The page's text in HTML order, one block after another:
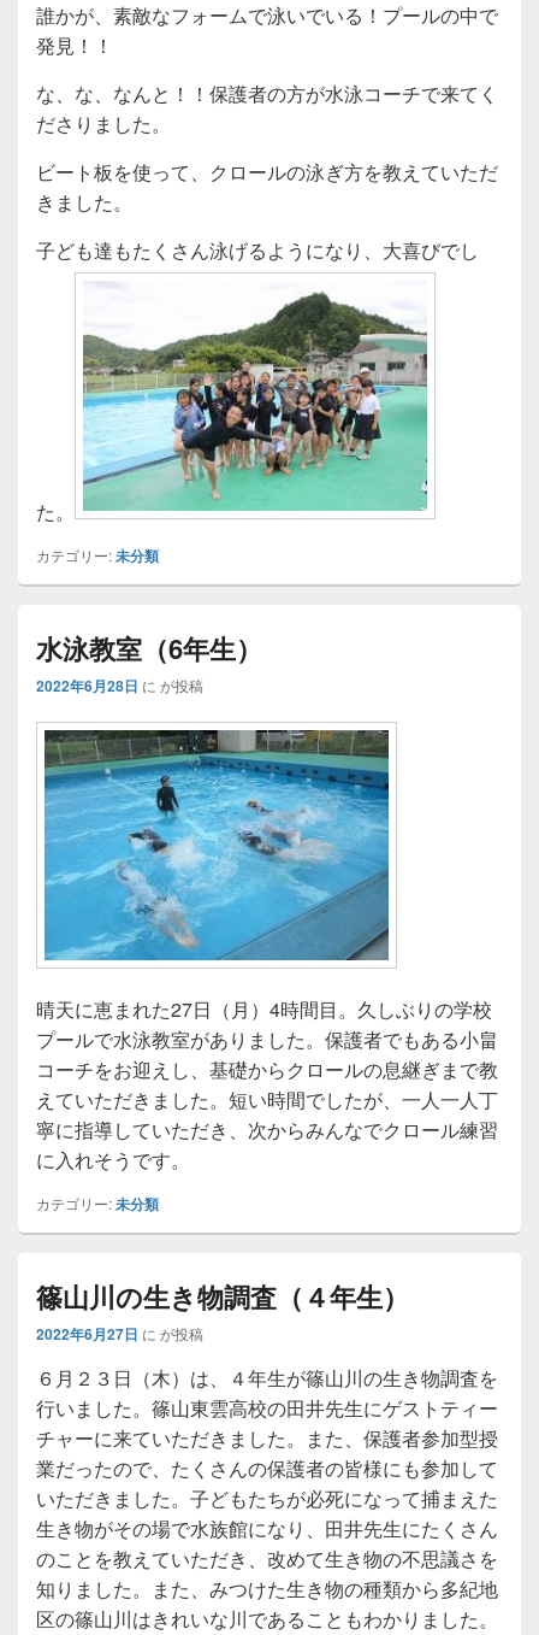
誰かが、素敵なフォームで泳いでいる！プールの中で
発見！！
な、な、なんと！！保護者の方が水泳コーチで来てく
ださりました。
ビート板を使って、クロールの泳ぎ方を教えていただ
きました。
子ども達もたくさん泳げるようになり、大喜びでし
た。
カテゴリー:未分類
水泳教室（6年生）
2022年6月28日 に が投稿
晴天に恵まれた27日（月）4時間目。久しぶりの学校
プールで水泳教室がありました。保護者でもある小畠
コーチをお迎えし、基礎からクロールの息継ぎまで教
えていただきました。短い時間でしたが、一人一人丁
寧に指導していただき、次からみんなでクロール練習
に入れそうです。
カテゴリー:未分類
篠山川の生き物調査（４年生）
2022年6月27日 に が投稿
６月２３日（木）は、４年生が篠山川の生き物調査を
行いました。篠山東雲高校の田井先生にゲストティー
チャーに来ていただきました。また、保護者参加型授
業だったので、たくさんの保護者の皆様にも参加して
いただきました。子どもたちが必死になって捕まえた
生き物がその場で水族館になり、田井先生にたくさん
のことを教えていただき、改めて生き物の不思議さを
知りました。また、みつけた生き物の種類から多紀地
区の篠山川はきれいな川であることもわかりました。